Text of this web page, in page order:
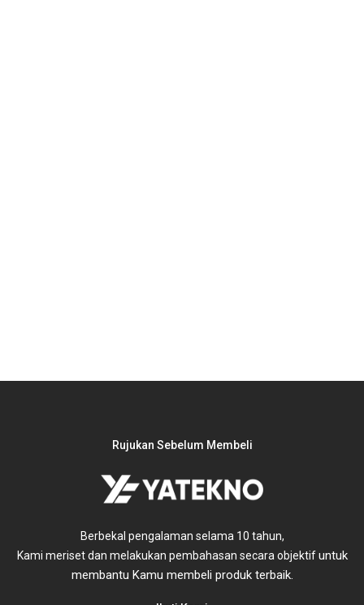
Rujukan Sebelum Membeli
Berbekal pengalaman selama 10 tahun,
Kami meriset dan melakukan pembahasan secara objektifuntuk
membantu Kamu membeli produk terbaik.